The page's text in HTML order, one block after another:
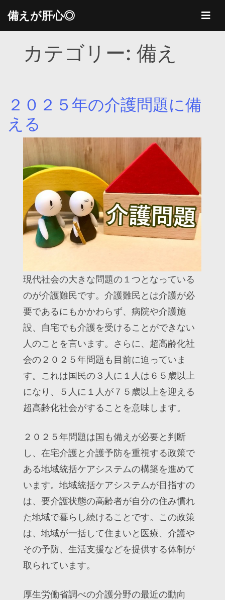
content
備えが肝心◎
カテゴリー:備え
２０２５年の介護問題に備
える
現代社会の大きな問題の１つとなっている
のが介護難民です。介護難民とは介護が必
要であるにもかかわらず、病院や介護施
設、自宅でも介護を受けることができない
人のことを言います。さらに、超高齢化社
会の２０２５年問題も目前に迫っていま
す。これは国民の３人に１人は６５歳以上
になり、５人に１人が７５歳以上を迎える
超高齢化社会がすることを意味します。
２０２５年問題は国も備えが必要と判断
し、在宅介護と介護予防を重視する政策で
ある地域統括ケアシステムの構築を進めて
います。地域統括ケアシステムが目指すの
は、要介護状態の高齢者が自分の住み慣れ
た地域で暮らし続けることです。この政策
は、地域が一括して住まいと医療、介護や
その予防、生活支援などを提供する体制が
取られています。
厚生労働省調べの介護分野の最近の動向